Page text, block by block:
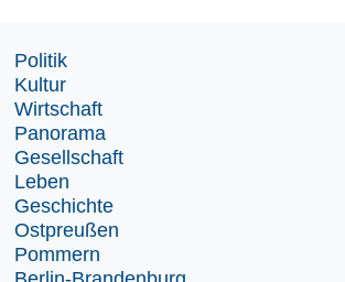
Politik
Kultur
Wirtschaft
Panorama
Gesellschaft
Leben
Geschichte
Ostpreußen
Pommern